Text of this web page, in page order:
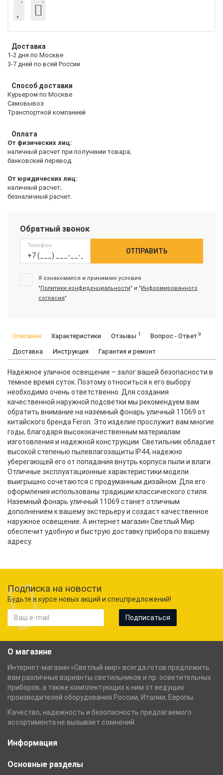
Доставка
1-2 дня по Москве
3-7 дней по всей России
Способ доставки
Курьером по Москве
Самовывоз
Транспортной компанией
Оплата
От физических лиц:
наличный расчет при получении товара;
банковский перевод.
От юридических лиц:
наличный расчет;
безналичный расчет.
Обратный звонок
Телефон
ОТПРАВИТЬ
Я ознакомился и принимаю условия
"Политики конфиденциальности" и "Информированного
согласия"
Описание Характеристики Отзывы 1 Вопрос - Ответ 0
Доставка Инструкция Гарантия и ремонт
Надежное уличное освещение – залог вашей безопасности в
темное время суток. Поэтому относиться к его выбору
необходимо очень ответственно. Для создания
качественной наружной подсветки мы рекомендуем вам
обратить внимание на наземный фонарь уличный 11069 от
китайского бренда Feron. Это изделие прослужит вам многие
годы, благодаря высококачественным материалам
изготовления и надежной конструкции. Светильник обладает
высокой степенью пылевлагозащиты IP44, надежно
уберегающей его от попадания внутрь корпуса пыли и влаги.
Отличные эксплуатационные характеристики модели
выигрышно сочетаются с продуманным дизайном. Для его
оформления использованы традиции классического стиля.
Наземный фонарь уличный 11069 станет отличным
дополнением к вашему экстерьеру и создаст качественное
наружное освещение. А интернет магазин Светлый Мир
обеспечит удобную и быструю доставку прибора по вашему
адресу.
Подписка на новости
Будьте в курсе новых акций и спецпредложений!
Подписаться
О магазине
Интернет-магазин «Светлый мир» всегда готов предложить
вам различные варианты светильников и пр. осветительных
приборов, а также комплектующих к ним от ведущих
производителей оборудования России, Италии, Европы.
Качество, надежность и безопасность предлагаемого
ассортимента не вызывает сомнений.
Информация
Основные разделы